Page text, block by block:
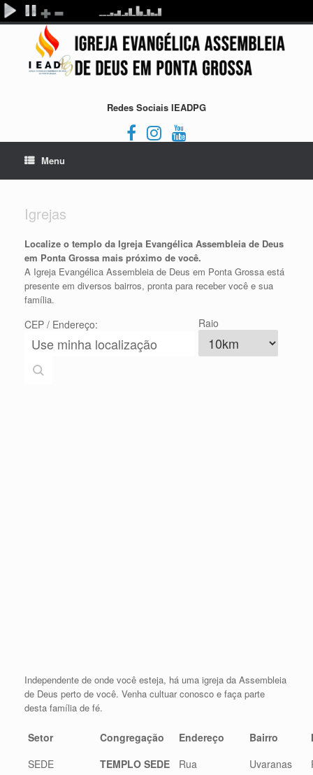
Redes Sociais IEADPG
Menu
Igrejas
Localize o templo da Igreja Evangélica Assembleia de Deus
em Ponta Grossa mais próximo de você.
A Igreja Evangélica Assembleia de Deus em Ponta Grossa está
presente em diversos bairros, pronta para receber você e sua
família.
CEP / Endereço: Raio
Independente de onde você esteja, há uma igreja da Assembleia
de Deus perto de você. Venha cultuar conosco e faça parte
desta família de fé.
Setor Congregação Endereço Bairro
SEDE
TEMPLO SEDE
Rua
Uvaranas